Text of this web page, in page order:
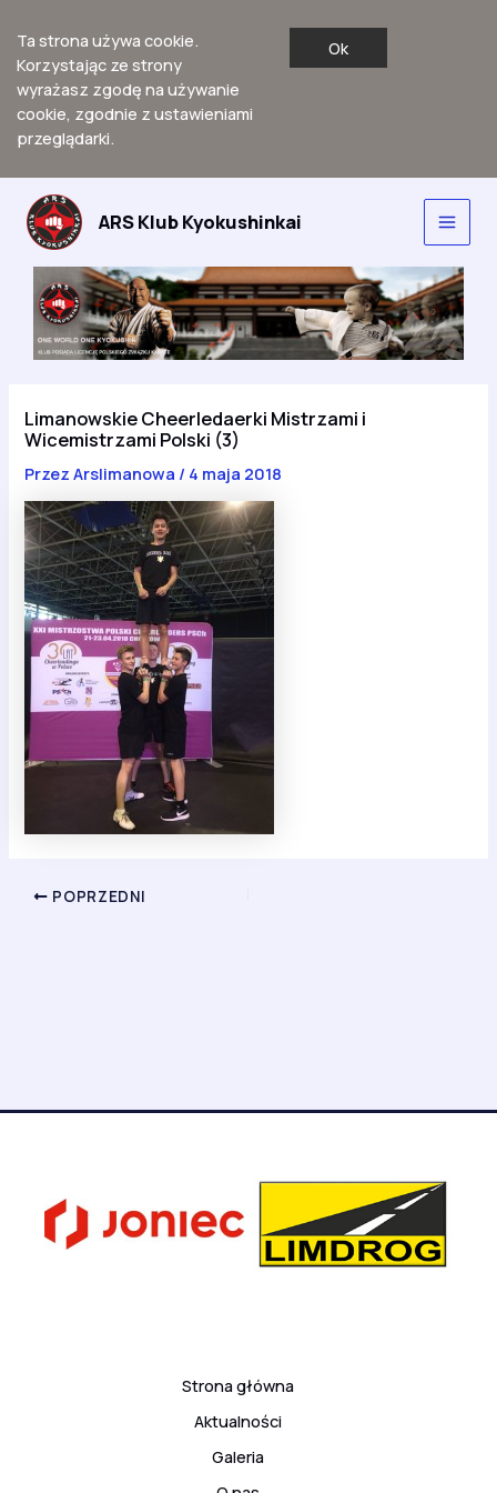
Ta strona używa cookie.
Korzystając ze strony
wyrażasz zgodę na używanie
cookie, zgodnie z ustawieniami
przeglądarki.
Ok
Przejdź
treści
ARS Klub Kyokushinkai
Main
Limanowskie Cheerledaerki Mistrzami i
Wicemistrzami Polski (3)
PrzezArslimanowa / 4 maja 2018
POPRZEDNI
Strona główna
Aktualności
Galeria